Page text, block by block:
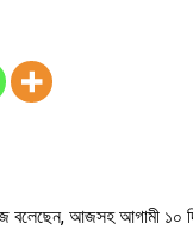
আজসহ আগামী ১০